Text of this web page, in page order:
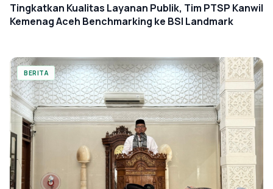
Tingkatkan Kualitas Layanan Publik, Tim PTSP Kanwil
Kemenag Aceh Benchmarking ke BSI Landmark
BERITA